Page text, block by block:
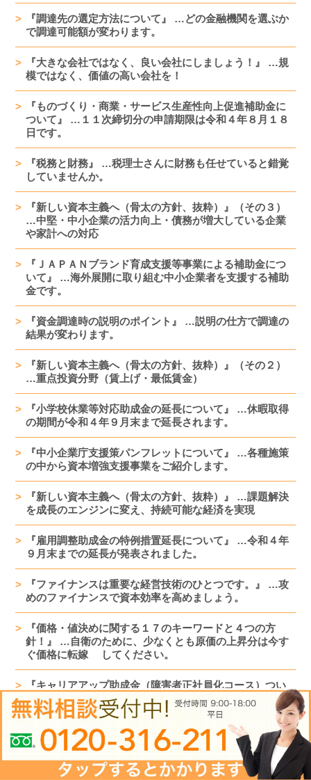
『調達先の選定方法について』 …どの金融機関を選ぶか
で調達可能額が変わります。
『大きな会社ではなく、良い会社にしましょう！』 …規
模ではなく、価値の高い会社を！
『ものづくり・商業・サービス生産性向上促進補助金に
ついて』 …１１次締切分の申請期限は令和４年８月１８
日です。
『税務と財務』 …税理士さんに財務も任せていると錯覚
していませんか。
『新しい資本主義へ（骨太の方針、抜粋）』（その３）
…中堅・中小企業の活力向上・債務が増大している企業
や家計への対応
『ＪＡＰＡＮブランド育成支援等事業による補助金につ
いて』 …海外展開に取り組む中小企業者を支援する補助
金です。
『資金調達時の説明のポイント』 …説明の仕方で調達の
結果が変わります。
『新しい資本主義へ（骨太の方針、抜粋）』（その２）
…重点投資分野（賃上げ・最低賃金）
『小学校休業等対応助成金の延長について』 …休暇取得
の期間が令和４年９月末まで延長されます。
『中小企業庁支援策パンフレットについて』 …各種施策
の中から資本増強支援事業をご紹介します。
『新しい資本主義へ（骨太の方針、抜粋）』 …課題解決
を成長のエンジンに変え、持続可能な経済を実現
『雇用調整助成金の特例措置延長について』 …令和４年
９月末までの延長が発表されました。
『ファイナンスは重要な経営技術のひとつです。』 …攻
めのファイナンスで資本効率を高めましょう。
『価格・値決めに関する１７のキーワードと４つの方
針！』 …自衛のために、少なくとも原価の上昇分は今す
ぐ価格に転嫁 してください。
『キャリアアップ助成金（障害者正社員化コース）つい
て』
…障害者の雇用促進に活用できる助成金が新設されま
『節税を止めて多額の資金調達を行った事例』
…利益は納税額だけでなく、その後の資金調達力を左右